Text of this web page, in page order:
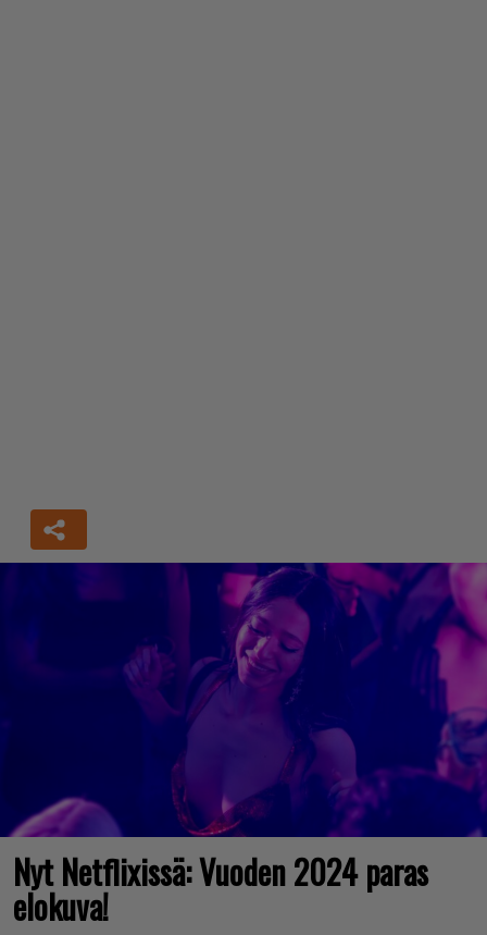
Nyt Netflixissä: Vuoden 2024 paras
elokuva!